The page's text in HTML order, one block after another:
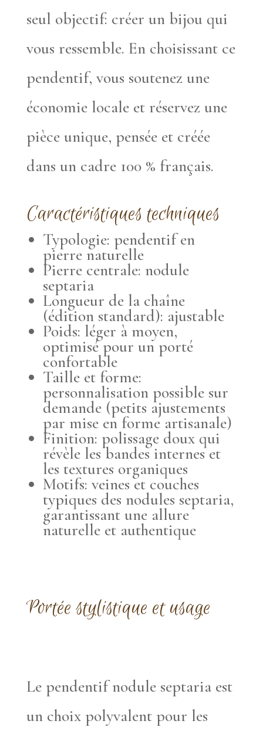
seul objectif: créer un bijou qui
vous ressemble. En choisissant ce
pendentif, vous soutenez une
économie locale et réservez une
pièce unique, pensée et créée
dans un cadre 100 % français.
Caractéristiques techniques
Typologie: pendentif en
pierre naturelle
Pierre centrale: nodule
septaria
Longueur de la chaîne
(édition standard): ajustable
Poids: léger à moyen,
optimisé pour un porté
confortable
Taille et forme:
personnalisation possible sur
demande (petits ajustements
par mise en forme artisanale)
Finition: polissage doux qui
révèle les bandes internes et
les textures organiques
Motifs: veines et couches
typiques des nodules septaria,
garantissant une allure
naturelle et authentique
Portée stylistique et usage
Le pendentif nodule septaria est
un choix polyvalent pour les